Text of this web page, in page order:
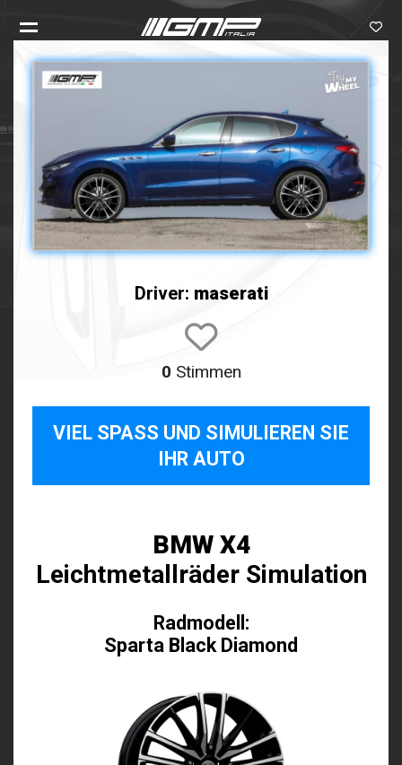
Driver: maserati
0 Stimmen
VIEL SPASS UND SIMULIEREN SIE I
HR AUTO
BMW X4
Leichtmetallräder Simulation
Radmodell:
Sparta Black Diamond